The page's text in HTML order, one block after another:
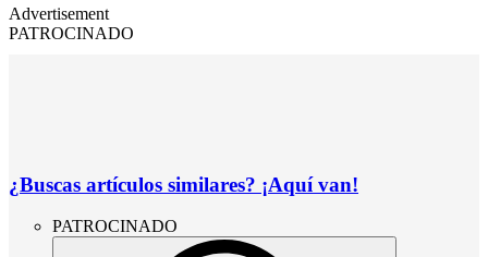
Advertisement
PATROCINADO
¿Buscas artículos similares? ¡Aquí van!
PATROCINADO